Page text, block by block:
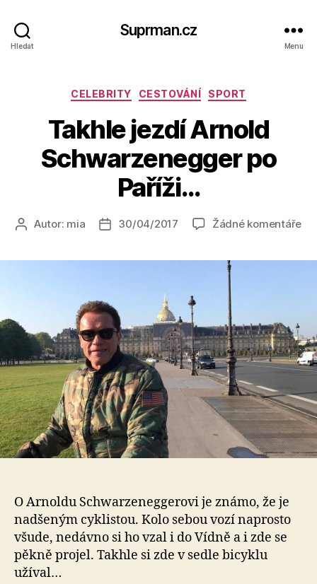
Hledat
Suprman.cz
Menu
Rubriky
CELEBRITY CESTOVÁNÍ SPORT
Takhle jezdí Arnold
Schwarzenegger po
Paříži…
AutorAutor: mia
Datum
30/04/2017 Žádné komentářeu
po
O Arnoldu Schwarzeneggerovi je známo, že je
nadšeným cyklistou. Kolo sebou vozí naprosto
všude, nedávno si ho vzal i do Vídně a i zde se
pěkně projel. Takhle si zde v sedle bicyklu
užíval…